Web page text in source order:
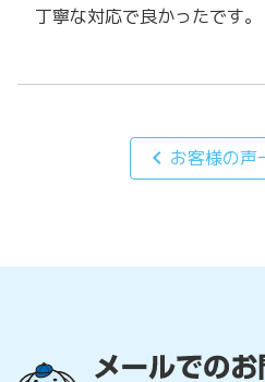
丁寧な対応で良かったです。
chevron_left お客様の声